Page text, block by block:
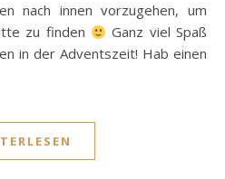
nach innen vorzugehen, um
zu finden
Ganz viel Spaß
in der Adventszeit! Hab einen